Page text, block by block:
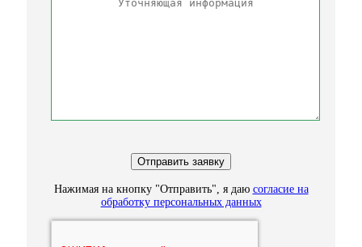
Нажимая на кнопку "Отправить", я даю согласие на
обработку персональных данных